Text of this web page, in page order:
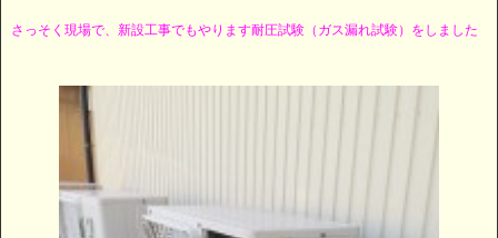
さっそく現場で、新設工事でもやります耐圧試験（ガス漏れ試験）をしました